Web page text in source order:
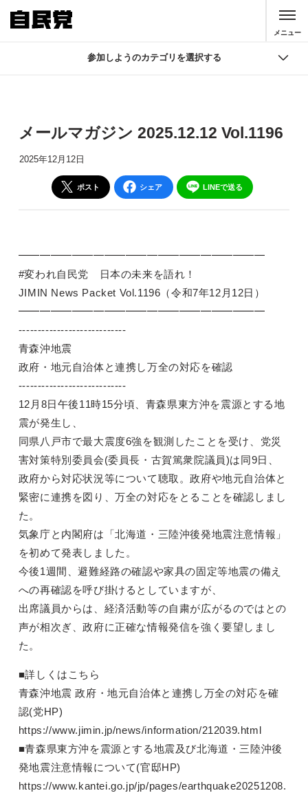
メニュー
参加しようのカテゴリを選択する
J-NSC
メールマガジン
メールマガジン 2025.12.12 Vol.1196
2025年12月12日
ポスト シェア LINEで送る
━━━━━━━━━━━━━━━━━━━━━━━
#変われ自民党 日本の未来を語れ！
JIMIN News Packet Vol.1196（令和7年12月12日）
━━━━━━━━━━━━━━━━━━━━━━━
----------------------------
青森沖地震
政府・地元自治体と連携し万全の対応を確認
----------------------------
12月8日午後11時15分頃、青森県東方沖を震源とする地
震が発生し、
同県八戸市で最大震度6強を観測したことを受け、党災
害対策特別委員会(委員長・古賀篤衆院議員)は同9日、
政府から対応状況等について聴取。政府や地元自治体と
緊密に連携を図り、万全の対応をとることを確認しまし
た。
気象庁と内閣府は「北海道・三陸沖後発地震注意情報」
を初めて発表しました。
今後1週間、避難経路の確認や家具の固定等地震の備え
への再確認を呼び掛けるとしていますが、
出席議員からは、経済活動等の自粛が広がるのではとの
声が相次ぎ、政府に正確な情報発信を強く要望しまし
た。
■詳しくはこちら
青森沖地震 政府・地元自治体と連携し万全の対応を確
認(党HP)
https://www.jimin.jp/news/information/212039.html
■青森県東方沖を震源とする地震及び北海道・三陸沖後
発地震注意情報について(官邸HP)
https://www.kantei.go.jp/jp/pages/earthquake20251208.